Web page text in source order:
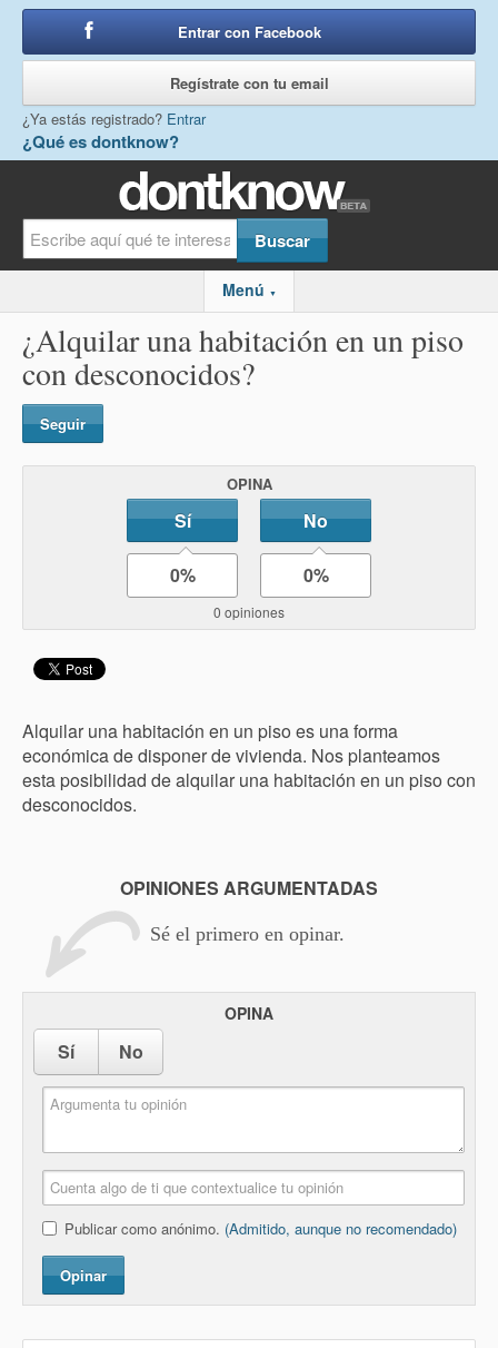
¿Qué es dontknow?
Entrar con Facebook
Regístrate con tu email
¿Ya estás registrado? Entrar
Menú ▼
¿Alquilar una habitación en un piso
con desconocidos?
Seguir
OPINA
Sí No
0% 0%
0 opiniones
Alquilar una habitación en un piso es una forma
económica de disponer de vivienda. Nos planteamos
esta posibilidad de alquilar una habitación en un piso con
desconocidos.
OPINIONES ARGUMENTADAS
Sé el primero en opinar.
OPINA
Sí No
Publicar como anónimo. (Admitido, aunque no recomendado)
Opinar